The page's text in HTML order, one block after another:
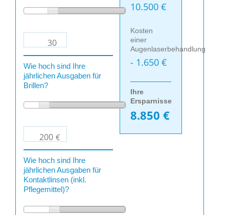
Wie hoch sind Ihre
jährlichen Ausgaben für
Brillen?
€
Wie hoch sind Ihre
jährlichen Ausgaben für
Kontaktlinsen (inkl.
Pflegemittel)?
10.500 €
Kosten
einer
Augenlaserbehandlung
- 1.650 €
Ihre
Ersparnisse
8.850 €